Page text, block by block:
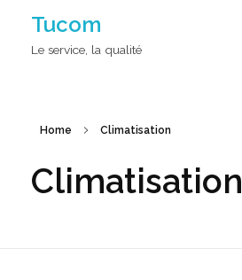
Tucom
Le service, la qualité
Home Climatisation
Climatisation